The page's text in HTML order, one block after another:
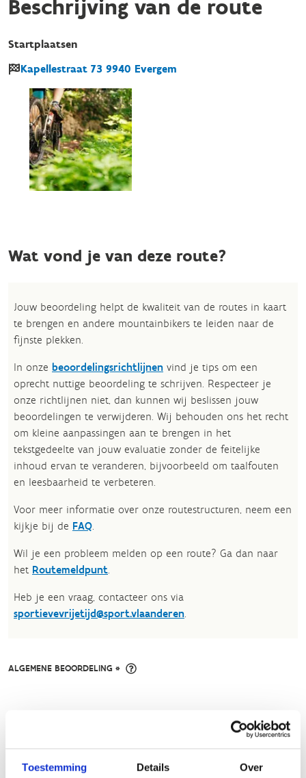
Toestemming Details Over
Beschrijving van de route
Startplaatsen
Kapellestraat 73 9940 Evergem
Wat vond je van deze route?
Jouw beoordeling helpt de kwaliteit van de routes in kaart
te brengen en andere mountainbikers te leiden naar de
fijnste plekken.
In onze beoordelingsrichtlijnen vind je tips om een
oprecht nuttige beoordeling te schrijven. Respecteer je
onze richtlijnen niet, dan kunnen wij beslissen jouw
beoordelingen te verwijderen. Wij behouden ons het recht
om kleine aanpassingen aan te brengen in het
tekstgedeelte van jouw evaluatie zonder de feitelijke
inhoud ervan te veranderen, bijvoorbeeld om taalfouten
en leesbaarheid te verbeteren.​
Voor meer informatie over onze routestructuren, neem een
kijkje bij de FAQ.
Wil je een probleem melden op een route? Ga dan naar
het Routemeldpunt.
Heb je een vraag, contacteer ons via
sportievevrijetijd@sport.vlaanderen.​
ALGEMENE BEOORDELING *
FYSIEKE INSPANNING